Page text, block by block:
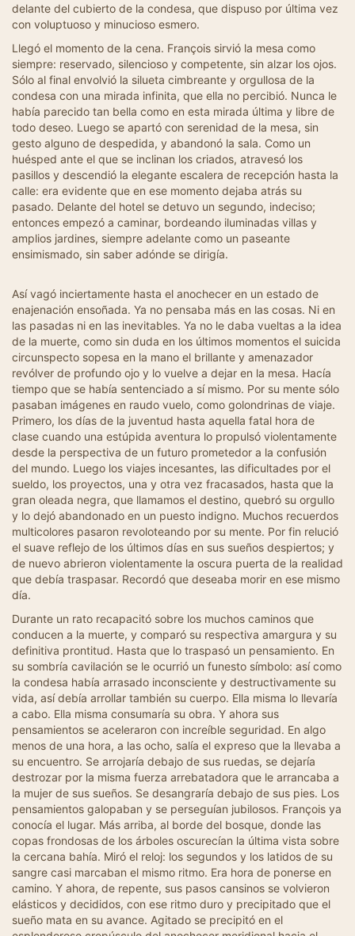
delante del cubierto de la condesa, que dispuso por última vez
con voluptuoso y minucioso esmero.
Llegó el momento de la cena. François sirvió la mesa como
siempre: reservado, silencioso y competente, sin alzar los ojos.
Sólo al final envolvió la silueta cimbreante y orgullosa de la
condesa con una mirada infinita, que ella no percibió. Nunca le
había parecido tan bella como en esta mirada última y libre de
todo deseo. Luego se apartó con serenidad de la mesa, sin
gesto alguno de despedida, y abandonó la sala. Como un
huésped ante el que se inclinan los criados, atravesó los
pasillos y descendió la elegante escalera de recepción hasta la
calle: era evidente que en ese momento dejaba atrás su
pasado. Delante del hotel se detuvo un segundo, indeciso;
entonces empezó a caminar, bordeando iluminadas villas y
amplios jardines, siempre adelante como un paseante
ensimismado, sin saber adónde se dirigía.
Así vagó inciertamente hasta el anochecer en un estado de
enajenación ensoñada. Ya no pensaba más en las cosas. Ni en
las pasadas ni en las inevitables. Ya no le daba vueltas a la idea
de la muerte, como sin duda en los últimos momentos el suicida
circunspecto sopesa en la mano el brillante y amenazador
revólver de profundo ojo y lo vuelve a dejar en la mesa. Hacía
tiempo que se había sentenciado a sí mismo. Por su mente sólo
pasaban imágenes en raudo vuelo, como golondrinas de viaje.
Primero, los días de la juventud hasta aquella fatal hora de
clase cuando una estúpida aventura lo propulsó violentamente
desde la perspectiva de un futuro prometedor a la confusión
del mundo. Luego los viajes incesantes, las dificultades por el
sueldo, los proyectos, una y otra vez fracasados, hasta que la
gran oleada negra, que llamamos el destino, quebró su orgullo
y lo dejó abandonado en un puesto indigno. Muchos recuerdos
multicolores pasaron revoloteando por su mente. Por fin relució
el suave reflejo de los últimos días en sus sueños despiertos; y
de nuevo abrieron violentamente la oscura puerta de la realidad
que debía traspasar. Recordó que deseaba morir en ese mismo
día.
Durante un rato recapacitó sobre los muchos caminos que
conducen a la muerte, y comparó su respectiva amargura y su
definitiva prontitud. Hasta que lo traspasó un pensamiento. En
su sombría cavilación se le ocurrió un funesto símbolo: así como
la condesa había arrasado inconsciente y destructivamente su
vida, así debía arrollar también su cuerpo. Ella misma lo llevaría
a cabo. Ella misma consumaría su obra. Y ahora sus
pensamientos se aceleraron con increíble seguridad. En algo
menos de una hora, a las ocho, salía el expreso que la llevaba a
su encuentro. Se arrojaría debajo de sus ruedas, se dejaría
destrozar por la misma fuerza arrebatadora que le arrancaba a
la mujer de sus sueños. Se desangraría debajo de sus pies. Los
pensamientos galopaban y se perseguían jubilosos. François ya
conocía el lugar. Más arriba, al borde del bosque, donde las
copas frondosas de los árboles oscurecían la última vista sobre
la cercana bahía. Miró el reloj: los segundos y los latidos de su
sangre casi marcaban el mismo ritmo. Era hora de ponerse en
camino. Y ahora, de repente, sus pasos cansinos se volvieron
elásticos y decididos, con ese ritmo duro y precipitado que el
sueño mata en su avance. Agitado se precipitó en el